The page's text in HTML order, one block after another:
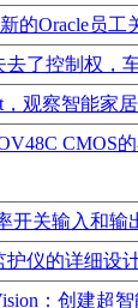
的Oracle员工
去了控制权，
，观察智能家
CMOS
开关输入和输
护仪的详细设
：创建超